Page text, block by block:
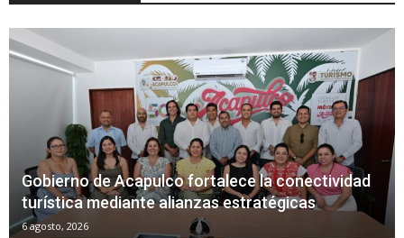
Gobierno de Acapulco fortalece la conectividad
turística mediante alianzas estratégicas
6 agosto, 2026